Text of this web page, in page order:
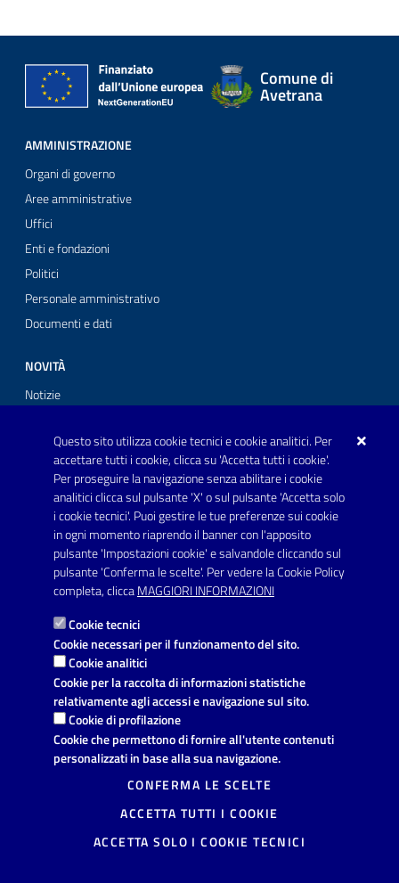
Questo sito utilizza cookie tecnici e cookie analitici. Per
accettare tutti i cookie, clicca su 'Accetta tutti i cookie'.
Per proseguire la navigazione senza abilitare i cookie
analitici clicca sul pulsante 'X' o sul pulsante 'Accetta solo
i cookie tecnici'. Puoi gestire le tue preferenze sui cookie
in ogni momento riaprendo il banner con l'apposito
pulsante 'Impostazioni cookie' e salvandole cliccando sul
pulsante 'Conferma le scelte'. Per vedere la Cookie Policy
completa, cliccaMAGGIORI INFORMAZIONI
Cookie tecnici
Cookie necessari per il funzionamento del sito.
Cookie analitici
Cookie per la raccolta di informazioni statistiche
relativamente agli accessi e navigazione sul sito.
Cookie di profilazione
Cookie che permettono di fornire all'utente contenuti
personalizzati in base alla sua navigazione.
CONFERMA LE SCELTE
ACCETTA TUTTI I COOKIE
ACCETTA SOLO I COOKIE TECNICI
Comune di
Avetrana
AMMINISTRAZIONE
Organi di governo
Aree amministrative
Uffici
Enti e fondazioni
Politici
Personale amministrativo
Documenti e dati
NOVITÀ
Notizie
Avvisi
SERVIZI
Elenco servizi
VIVERE IL COMUNE
Luoghi
Eventi
AMMINISTRAZIONE TRASPARENTE
I dati personali pubblicati sono riutilizzabili solo alle condizioni
previste dalla direttiva comunitaria 2003/98/CE e dal d.lgs.
36/2006
Comune di Avetrana
Provincia di Taranto
Via Vittorio Emanuele, 19, 74020